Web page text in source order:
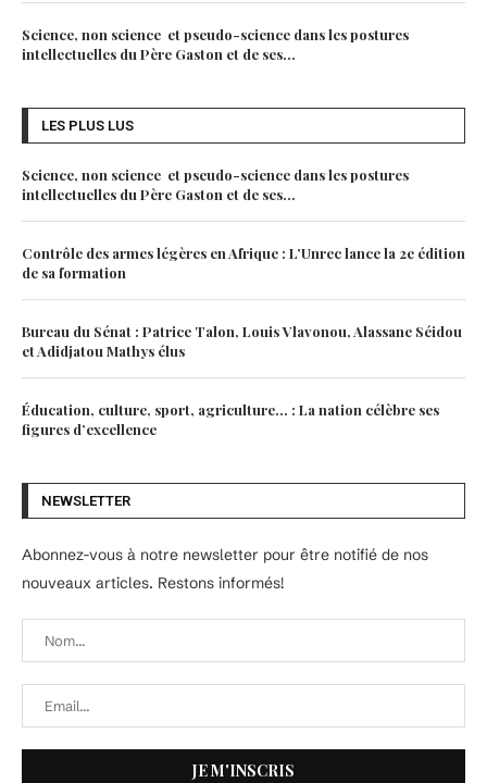
Science, non science et pseudo-science dans les postures
intellectuelles du Père Gaston et de ses...
LES PLUS LUS
Science, non science et pseudo-science dans les postures
intellectuelles du Père Gaston et de ses...
Contrôle des armes légères en Afrique : L’Unrec lance la 2e édition
de sa formation
Bureau du Sénat : Patrice Talon, Louis Vlavonou, Alassane Séidou
et Adidjatou Mathys élus
Éducation, culture, sport, agriculture… : La nation célèbre ses
figures d’excellence
NEWSLETTER
Abonnez-vous à notre newsletter pour être notifié de nos
nouveaux articles. Restons informés!